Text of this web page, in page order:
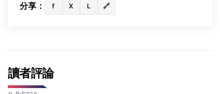
分享： f X L 🔗
讀者評論